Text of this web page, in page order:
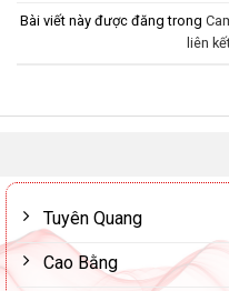
Bài viết này được đăng trong
liên
Tuyên Quang
Cao Bằng